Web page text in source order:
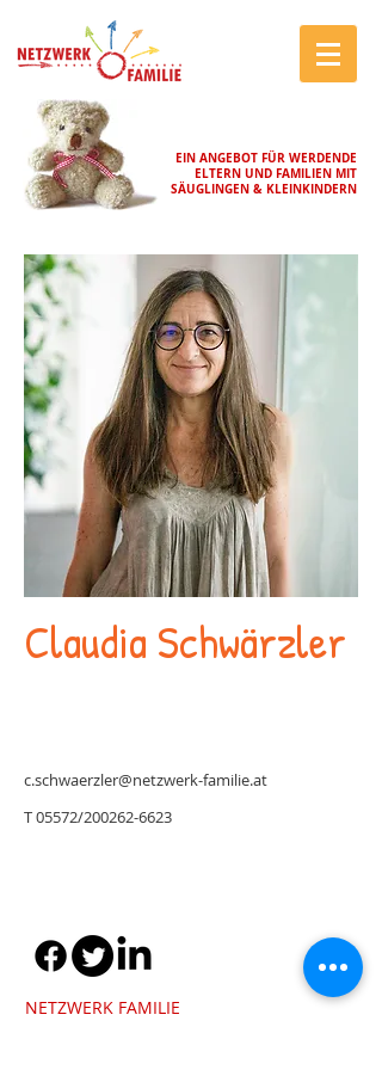
EIN ANGEBOT FÜR WERDENDE
ELTERN UND FAMILIEN MIT
SÄUGLINGEN & KLEINKINDERN
Claudia Schwärzler
c.schwaerzler@netzwerk-familie.at
T 05572/200262-6623
NETZWERK FAMILIE